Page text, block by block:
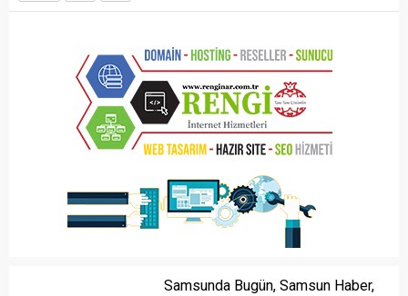
Samsunda Bugün, Samsun Haber,